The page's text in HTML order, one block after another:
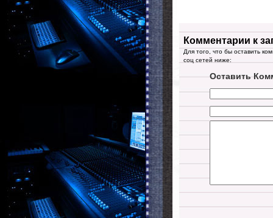
Комментарии к
Для того, что бы оставить
соц сетей ниже:
Оставить